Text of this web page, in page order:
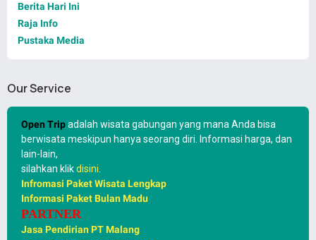
Berita Hari Ini
Raja Info
Pustaka Media
Our Service
Open Tripadalah wisata gabungan yang mana Anda bisa
berwisata meskipun hanya seorang diri. Informasi harga, dan
lain-lain,
silahkan klikdisini.
Infromasi Paket Wisata Lengkap
Informasi Paket Bulan Madu
PARTNER
Jasa Pendirian PT Malang